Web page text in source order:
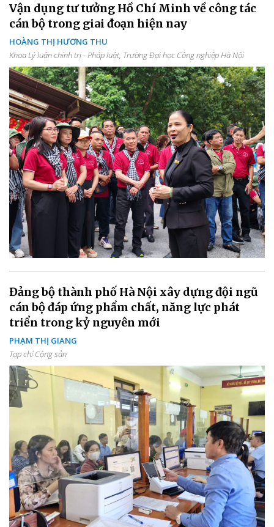
Vận dụng tư tưởng Hồ Chí Minh về công tác
cán bộ trong giai đoạn hiện nay
HOÀNG THỊ HƯƠNG THU
Khoa Lý luận chính trị - Pháp luật, Trường Đại học Công nghiệp Hà Nội
Đảng bộ thành phố Hà Nội xây dựng đội ngũ
cán bộ đáp ứng phẩm chất, năng lực phát
triển trong kỷ nguyên mới
PHẠM THỊ GIANG
Tạp chí Cộng sản